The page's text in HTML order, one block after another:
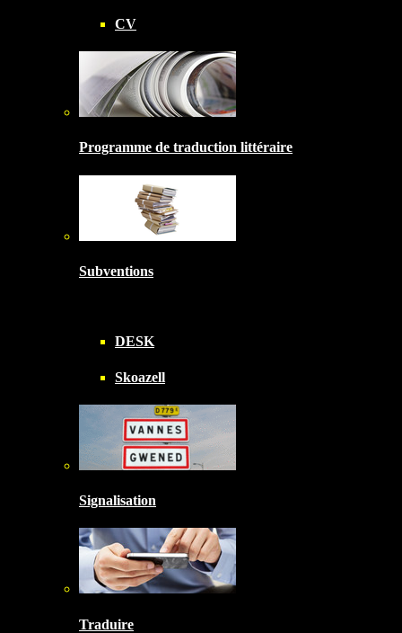
CV
Programme de traduction littéraire
Subventions
DESK
Skoazell
Signalisation
Traduire